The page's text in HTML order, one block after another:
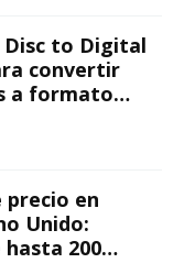
Disc to Digital
convertir
a formato
precio en
Unido:
200